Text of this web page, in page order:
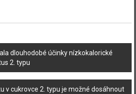
dlouhodobé účinky nízkokalorické
2. typu
v cukrovce 2. typu je možné dosáhnout